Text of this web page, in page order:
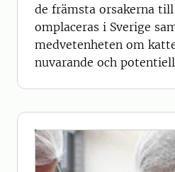
de främsta orsakerna
omplaceras i Sverige
medvetenheten om
nuvarande och